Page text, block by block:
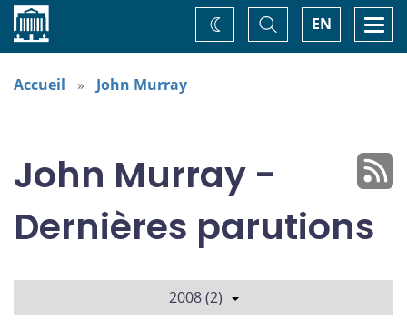
Accueil EN
Basculer
la
recherche
Changez
de
Accueil John Murray
John Murray -
Dernières parutions
2008 (2)